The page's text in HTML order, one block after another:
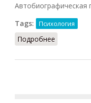
Автобиографическая
Tags:
Психология
Подробнее